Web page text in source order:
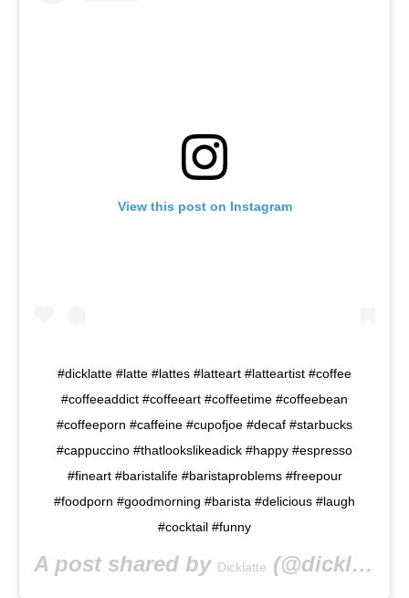
View this post on Instagram
#dicklatte #latte #lattes #latteart #latteartist #coffee
#coffeeaddict #coffeeart #coffeetime #coffeebean
#coffeeporn #caffeine #cupofjoe #decaf #starbucks
#cappuccino #thatlookslikeadick #happy #espresso
#fineart #baristalife #baristaproblems #freepour
#foodporn #goodmorning #barista #delicious #laugh
#cocktail #funny
A post shared by Dicklatte (@dicklatte) on